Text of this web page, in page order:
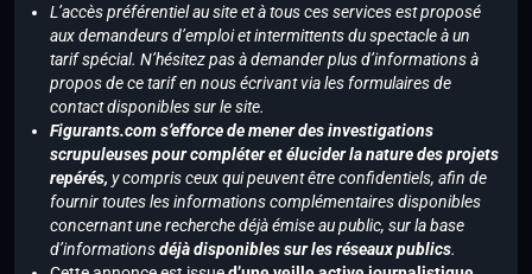
L’accès préférentiel au site et à tous ces services est proposé
aux demandeurs d’emploi et intermittents du spectacle à un
tarif spécial. N’hésitez pas à demander plus d’informations à
propos de ce tarif en nous écrivant via les formulaires de
contact disponibles sur le site.
Figurants.com s’efforce de mener des investigations
scrupuleuses pour compléter et élucider la nature des projets
repérés, y compris ceux qui peuvent être confidentiels, afin de
fournir toutes les informations complémentaires disponibles
concernant une recherche déjà émise au public, sur la base
d’informationsdéjà disponibles sur les réseaux publics.